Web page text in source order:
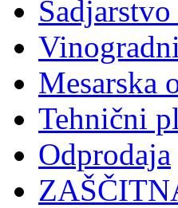
Mesarska
Tehnični
Odprodaja